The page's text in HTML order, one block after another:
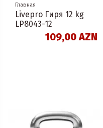
Главная
Livepro Гиря 12 kg
LP8043-12
109,00 AZN